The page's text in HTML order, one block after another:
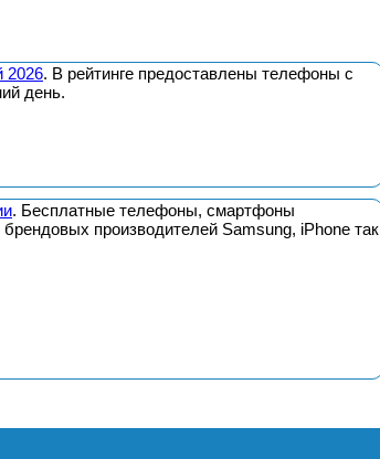
2026. В рейтинге предоставлены телефоны с
день.
. Бесплатные телефоны, смартфоны
производителей Samsung, iPhone так